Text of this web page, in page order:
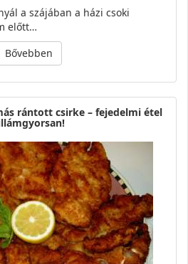
a szájában a házi csoki
előtt…
Bővebben
rántott csirke – fejedelmi étel